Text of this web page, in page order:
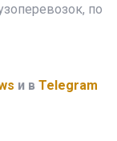
по
и в Telegram